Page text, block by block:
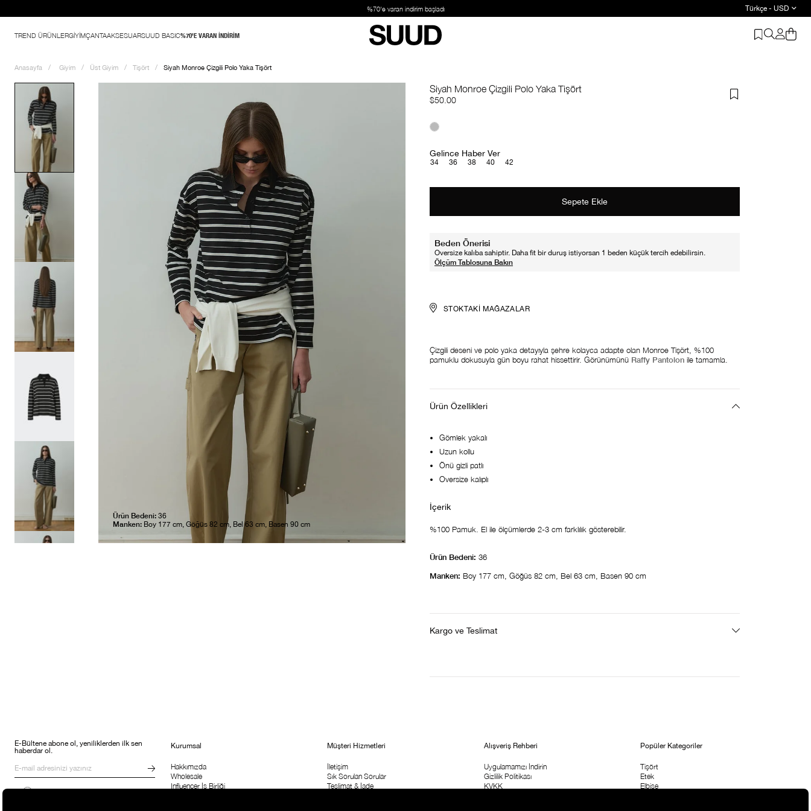
%70'e varan indirim başladı Türkçe - USD
TREND ÜRÜNLERGİYİMÇANTAAKSESUARSUUD BASIC%70'E VARAN İNDİRİM
Anasayfa Giyim Üst Giyim Tişört Siyah Monroe Çizgili Polo Yaka Tişört
Ürün Bedeni: 36
Manken: Boy 177 cm, Göğüs 82 cm, Bel 63 cm, Basen 90 cm
Siyah Monroe Çizgili Polo Yaka Tişört
$50.00
Gelince Haber Ver
34 36 38 40 42
Beden Önerisi
Oversize kalıba sahiptir. Daha fit bir duruş istiyorsan 1 beden küçük tercih edebilirsin.
STOKTAKI MAĞAZALAR
Çizgili deseni ve polo yaka detayıyla şehre kolayca adapte olan Monroe Tişört, %100
pamuklu dokusuyla gün boyu rahat hissettirir. Görünümünü Raffy Pantolon ile tamamla.
Ürün Özellikleri
Gömlek yakalı
Uzun kollu
Önü gizli patlı
Oversize kalıplı
%100 Pamuk. El ile ölçümlerde 2-3 cm farklılık gösterebilir.
Ürün Bedeni: 36
Manken: Boy 177 cm, Göğüs 82 cm, Bel 63 cm, Basen 90 cm
Kargo ve Teslimat
E-Bültene abone ol, yeniliklerden ilk sen
haberdar ol.
Kampanyalar, ürünler ve değişiklikler
Kurumsal
Hakkımızda
Wholesale
Influencer İş Birliği
Müşteri Hizmetleri
İletişim
Sık Sorulan Sorular
Teslimat & İade
Alışveriş Rehberi
Uygulamamızı İndirin
Gizlilik Politikası
KVKK
Popüler Kategoriler
Tişört
Etek
Elbise